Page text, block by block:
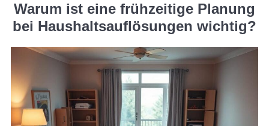
Warum ist eine frühzeitige Planung
bei Haushaltsauflösungen wichtig?